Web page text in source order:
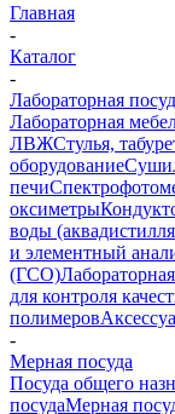
Главная
-
Каталог
-
Лабораторная
Лабораторная
ЛВЖСтулья,
оборудование
печи
оксиметры
воды
и элементный
(ГСО)
для контроля
полимеров
-
Мерная посуда
Посуда общего
посудаМерная